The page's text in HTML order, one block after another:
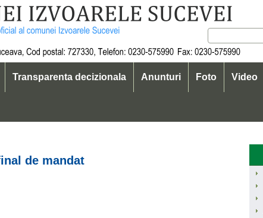
Transparenta decizionala Anunturi Foto Video
de mandat